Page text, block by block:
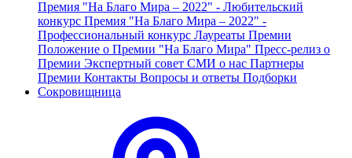
Премия "На Благо Мира – 2022" - Любительский
конкурс Премия "На Благо Мира – 2022" -
Профессиональный конкурс Лауреаты Премии
Положение о Премии "На Благо Мира" Пресс-релиз о
Премии Экспертный совет СМИ о нас Партнеры
Премии Контакты Вопросы и ответы Подборки
Сокровищница